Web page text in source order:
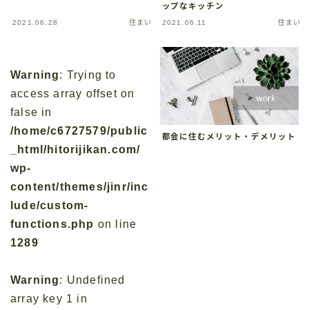
2021.06.28 住まい
ップなキッチン
2021.06.11 住まい
Warning: Trying to
access array offset on
false in
/home/c6727579/public
_html/hitorijikan.com/
wp-
content/themes/jinr/inc
lude/custom-
functions.php on line
1289
Warning: Undefined
array key 1 in
都会に住むメリット・デメリット